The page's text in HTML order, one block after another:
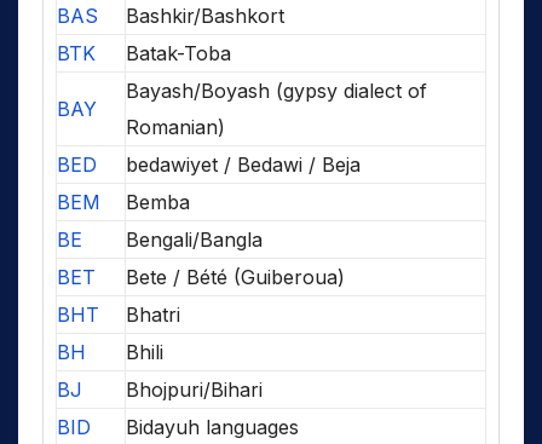
BAS
Bashkir/Bashkort
BTK
Batak-Toba
BAY
Bayash/Boyash (gypsy dialect of
Romanian)
BED
bedawiyet / Bedawi / Beja
BEM
Bemba
BE
Bengali/Bangla
BET
Bete / Bété (Guiberoua)
BHT
Bhatri
BH
Bhili
BJ
Bhojpuri/Bihari
BID
Bidayuh languages